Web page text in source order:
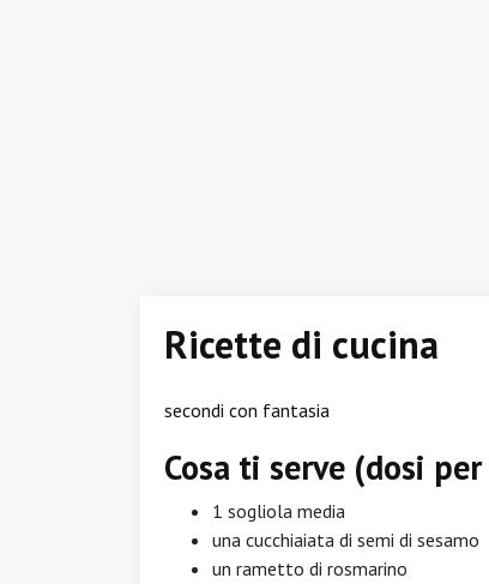
Ricette di cucina
secondi con fantasia
Cosa ti serve (dosi
1 sogliola media
una cucchiaiata di semi di sesamo
un rametto di rosmarino